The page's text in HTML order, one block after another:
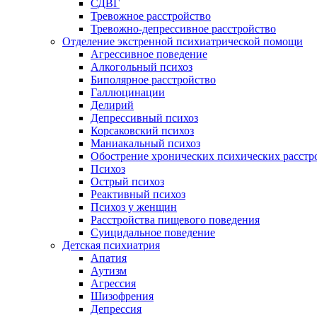
СДВГ
Тревожное расстройство
Тревожно-депрессивное расстройство
Отделение экстренной психиатрической помощи
Агрессивное поведение
Алкогольный психоз
Биполярное расстройство
Галлюцинации
Делирий
Депрессивный психоз
Корсаковский психоз
Маниакальный психоз
Обострение хронических психических
Психоз
Острый психоз
Реактивный психоз
Психоз у женщин
Расстройства пищевого поведения
Суицидальное поведение
Детская психиатрия
Апатия
Аутизм
Агрессия
Шизофрения
Депрессия